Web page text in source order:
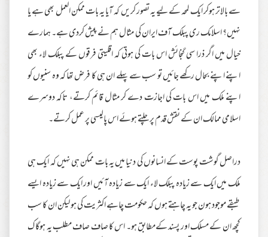
سے بالاتر ہوکر ایک لمحہ کے لیے یہ تصور کریں کہ آیا یہ بات ممکن العمل بھی ہے یا
نہیں؟ اسلامک ری پبلک آف ایران کی مثال ہم نے پیش کردی ہے۔ ہمارے
خیال میں اگر ذرا سی گنجائش اس بات کی ہوتی کہ اقلیتی فرقوں کے پبلک لاء بھی
اپنے اپنے بحال رکھے جائیں تو سب سے پہلے ان ہی کا فرض تھا کہ وہ سنیوں کو
اپنے ملک میں اس بات کی اجازت دے کر مثال قائم کرتے، تاکہ دوسرے
اسلامی ممالک ان کے نقش قدم پر چلتے ہوئے اس پالیسی پر عمل کرتے۔
دراصل گوشت پوست کے انسانوں کی دنیا میں یہ بات ممکن ہی نہیں کہ ایک ہی
ملک میں ایک سے زیادہ پبلک لاء ایک سے زیادہ آئیں اور ایک سے زیادہ ایسے
طبقے موجود ہون جو یہ چاہتے ہوں کہ حکومت چاہے اکثریت کی ہو لیکن ان کا سب
کچھ ان کے مسلک اور پسند کےمطابق ہو۔ اس کا صاف صاف مطلب یہ ہوگا ک